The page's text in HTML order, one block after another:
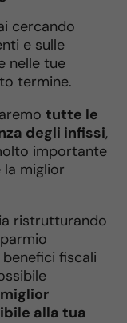
cercando
e sulle
nelle tue
termine.
tutte le
degli infissi,
importante
miglior
ristrutturando
fiscali
alla tua